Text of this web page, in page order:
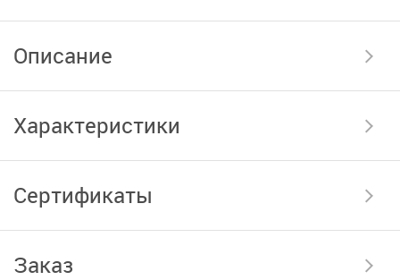
Описание
Характеристики
Сертификаты
Заказ